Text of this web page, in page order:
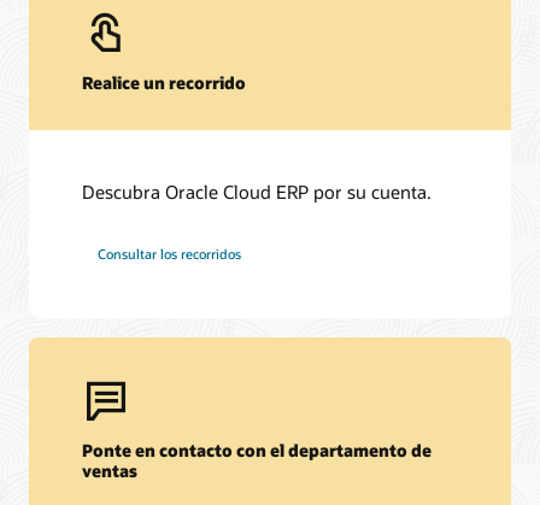
Realice un recorrido
Descubra Oracle Cloud ERP por su cuenta.
Consultar los recorridos
Ponte en contacto con el departamento de
ventas